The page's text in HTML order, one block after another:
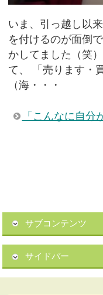
いま、引っ越し以
を付けるのが面倒
かしてました（笑
て、 「売ります・
（海・・・
「こんなに自分
サブコンテンツ
サイドバー